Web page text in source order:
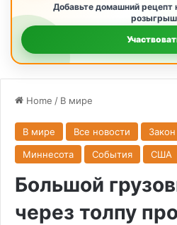
Добавьте домашний рецепт
Home / В мире
В мире Все новости Закон
Миннесота
События США
Большой
через толпу